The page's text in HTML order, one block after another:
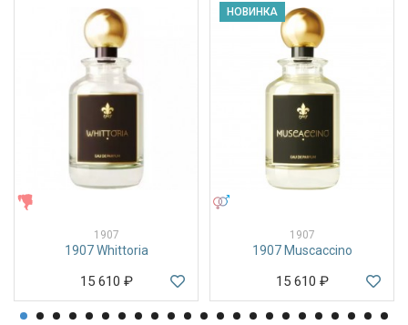
1907
1907 Whittoria
15 610 ₽
НОВИНКА
1907
1907 Muscaccino
15 610 ₽